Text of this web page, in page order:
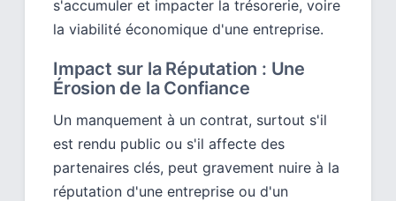
s'accumuler et impacter la trésorerie, voire
la viabilité économique d'une entreprise.
Impact sur la Réputation : Une
Érosion de la Confiance
Un manquement à un contrat, surtout s'il
est rendu public ou s'il affecte des
partenaires clés, peut gravement nuire à la
réputation d'une entreprise ou d'un